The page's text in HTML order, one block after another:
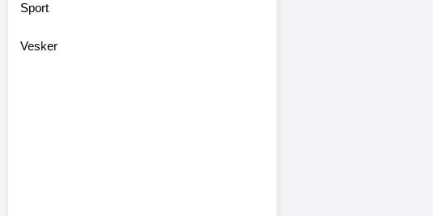
Sport
Vesker